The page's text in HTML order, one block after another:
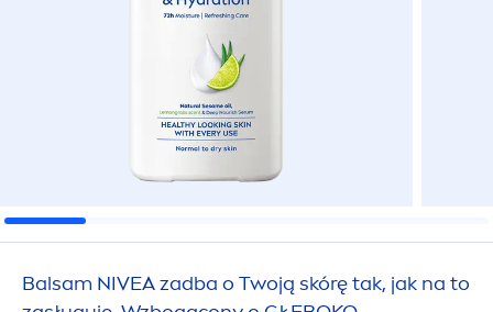
Balsam NIVEAzadba o Twoją skórę tak, jak na to